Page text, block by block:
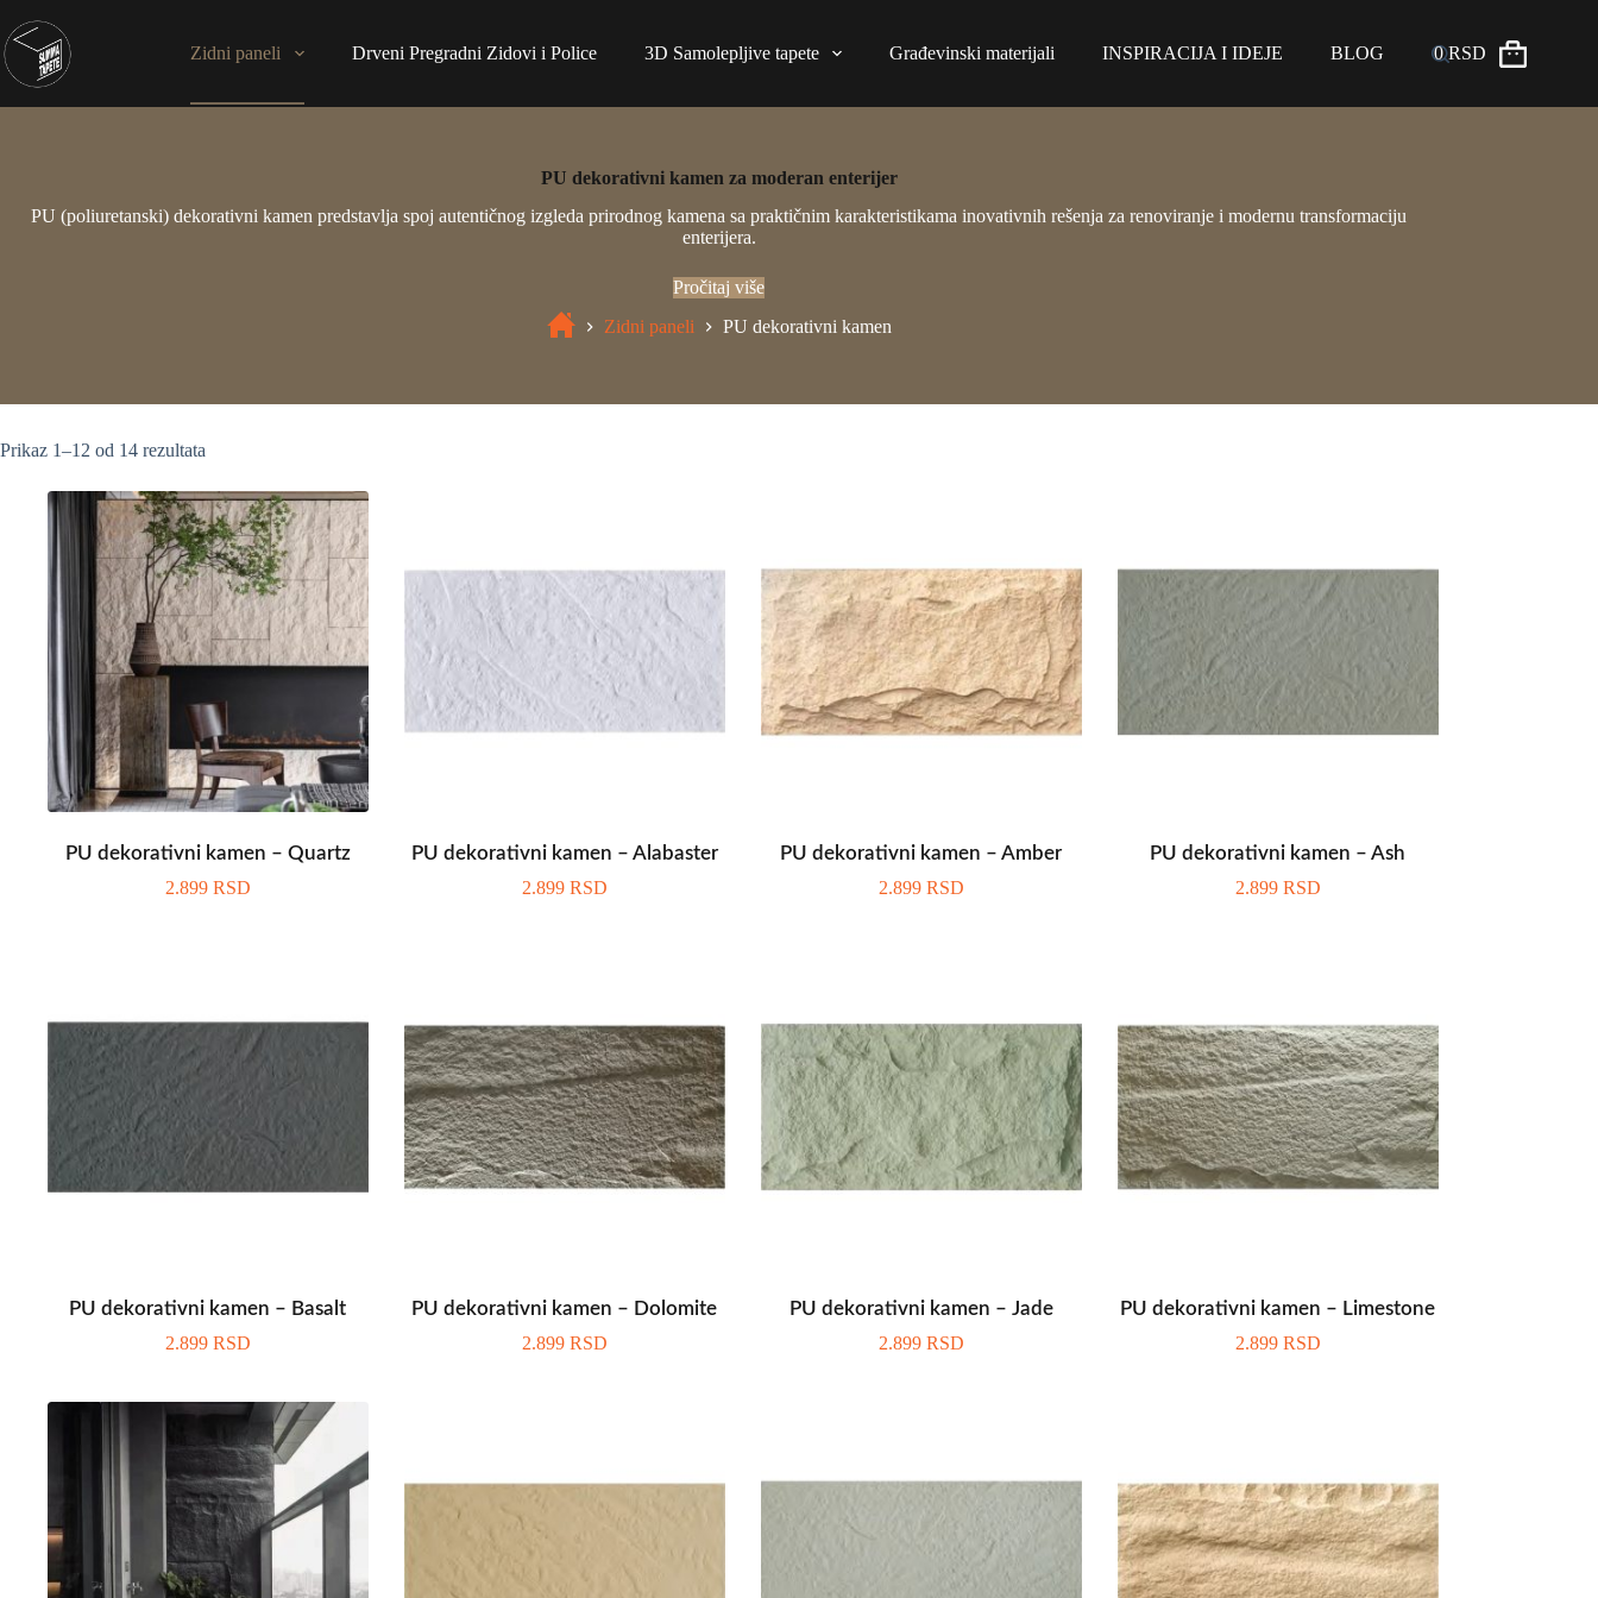
Zidni paneli Drveni Pregradni Zidovi i Police 3D Samolepljive tapete Građevinski materijali INSPIRACIJA I IDEJE BLOG 0RSD
PU dekorativni kamen za moderan enterijer
PU (poliuretanski) dekorativni kamen predstavlja spoj autentičnog izgleda prirodnog kamena sa praktičnim karakteristikama inovativnih rešenja za renoviranje i modernu transformaciju
enterijera.
Pročitaj više
Zidni paneli
PU dekorativni kamen
Prikaz 1–12 od 14 rezultata
PU dekorativni kamen – Quartz
2.899 RSD
PU dekorativni kamen – Alabaster
2.899 RSD
PU dekorativni kamen – Amber
2.899 RSD
PU dekorativni kamen – Ash
2.899 RSD
PU dekorativni kamen – Basalt
2.899 RSD
PU dekorativni kamen – Dolomite
2.899 RSD
PU dekorativni kamen – Jade
2.899 RSD
PU dekorativni kamen – Limestone
2.899 RSD